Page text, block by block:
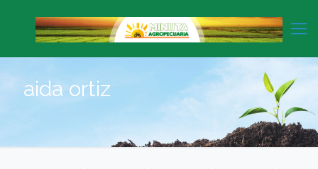
aida ortiz